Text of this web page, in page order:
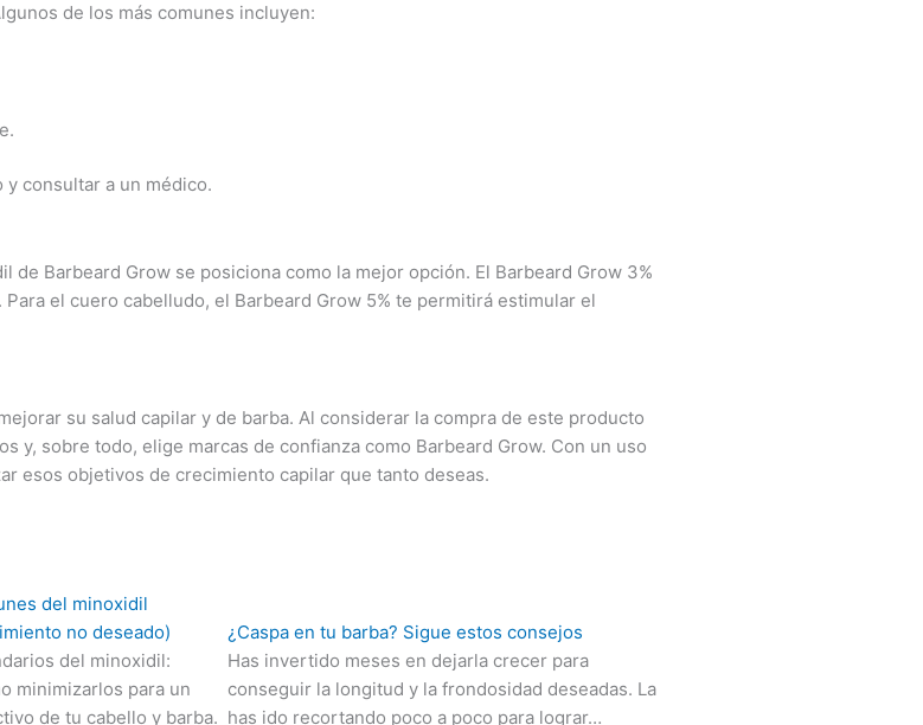
de los más comunes incluyen:
consultar a un médico.
Barbeard Grow se posiciona como la mejor opción. El Barbeard Grow 3%
el cuero cabelludo, el Barbeard Grow 5% te permitirá estimular el
su salud capilar y de barba. Al considerar la compra de este producto
sobre todo, elige marcas de confianza como Barbeard Grow. Con un uso
esos objetivos de crecimiento capilar que tanto deseas.
del minoxidil
no deseado)
del minoxidil:
minimizarlos para un
de tu cabello y barba.
¿Caspa en tu barba? Sigue estos consejos
Has invertido meses en dejarla crecer para
conseguir la longitud y la frondosidad deseadas. La
has ido recortando poco a poco para lograr…